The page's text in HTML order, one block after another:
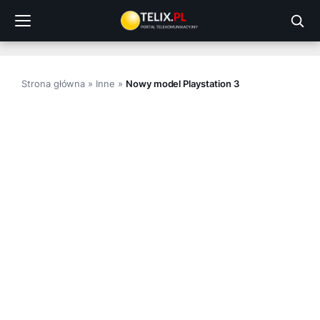
treści
Strona główna » Inne » Nowy model Playstation 3